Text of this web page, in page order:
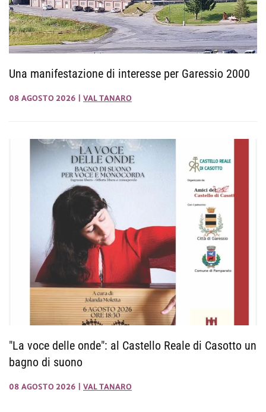
Una manifestazione di interesse per Garessio 2000
08 AGOSTO 2026 VAL TANARO
"La voce delle onde": al Castello Reale di Casotto un
bagno di suono
08 AGOSTO 2026 VAL TANARO